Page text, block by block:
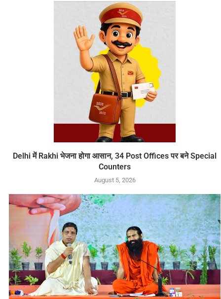
Delhi में Rakhi भेजना होगा आसान, 34 Post Offices पर बने Special
Counters
August 5, 2026